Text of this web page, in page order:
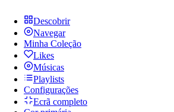
Descobrir
Navegar
Minha Coleção
Likes
Músicas
Playlists
Configurações
Ecrã completo